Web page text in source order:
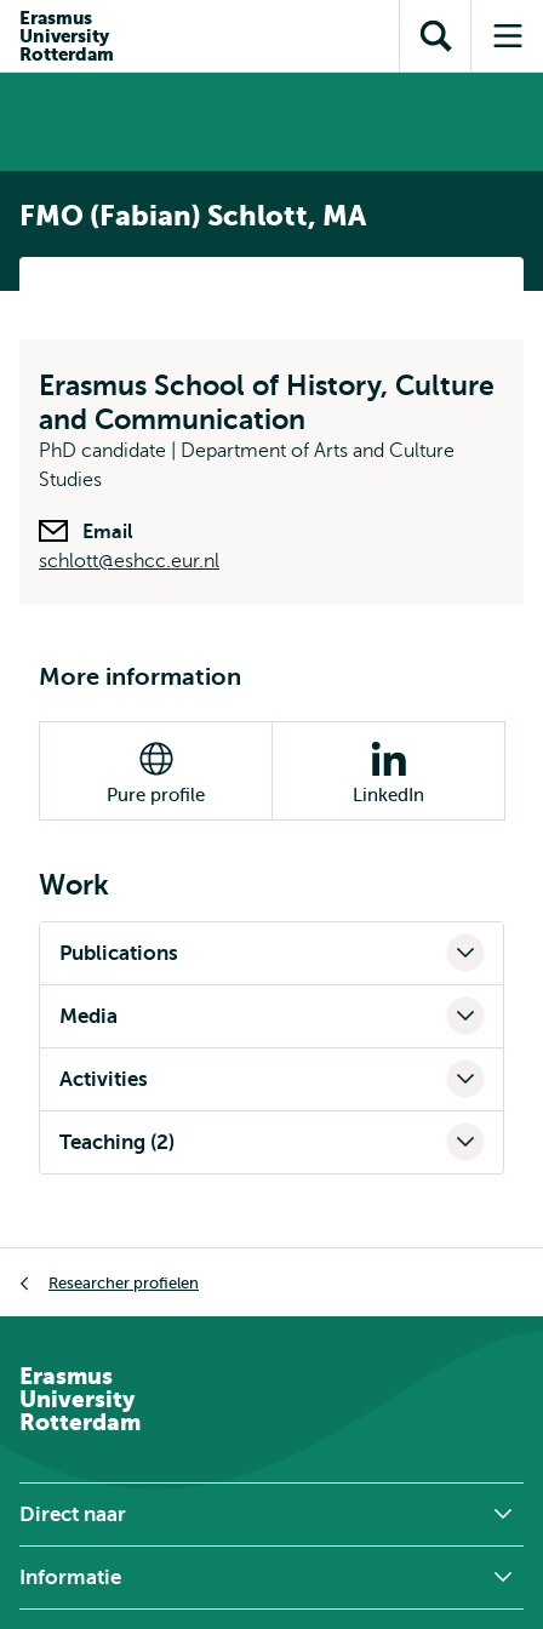
inhoud
Direct naar
subnavigatie
Erasmus
University
Rotterdam
Toon
zoekveld
FMO (Fabian) Schlott, MA
Erasmus School of History, Culture
and Communication
PhD candidate | Department of Arts and Culture
Studies
Email
schlott@eshcc.eur.nl
More information
Pure profile LinkedIn
Work
Publications
Media
Activities
Teaching (2)
Researcher profielen
Erasmus
University
Rotterdam
Direct naar
Informatie